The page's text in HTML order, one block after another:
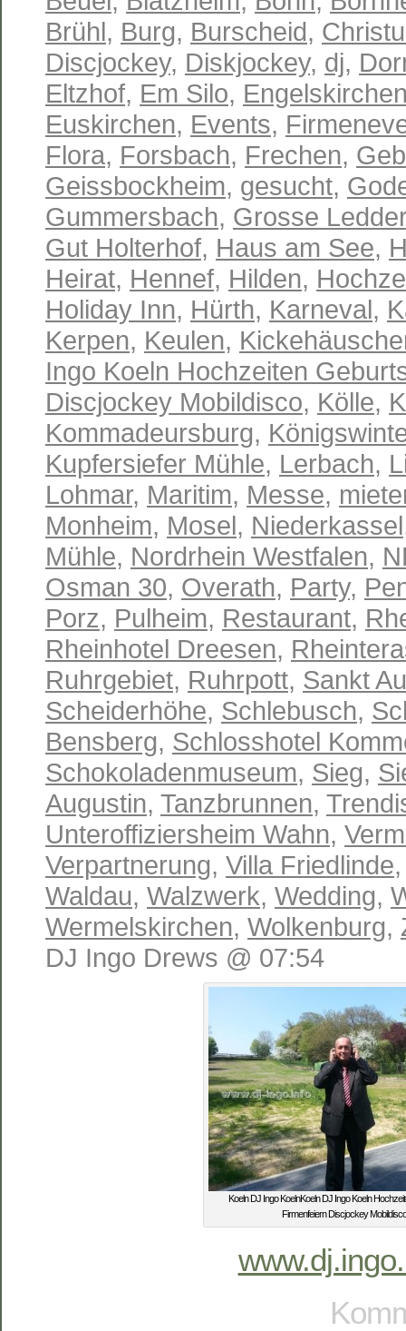
Brühl, Burg, Burscheid,
Discjockey, Diskjockey, dj,
Eltzhof, Em Silo,
Euskirchen, Events,
Flora, Forsbach, Frechen,
Geissbockheim, gesucht,
Gummersbach, Grosse Ledder
Gut Holterhof, Haus am See,
Heirat, Hennef, Hilden,
Holiday Inn, Hürth, Karneval,
Kerpen, Keulen,
Ingo Koeln Hochzeiten
Discjockey Mobildisco, Kölle,
Kommadeursburg,
Kupfersiefer Mühle, Lerbach,
Lohmar, Maritim, Messe,
Monheim, Mosel, Niederkassel
Mühle, Nordrhein Westfalen,
Osman 30, Overath, Party,
Porz, Pulheim, Restaurant,
Rheinhotel Dreesen,
Ruhrgebiet, Ruhrpott, Sankt
Scheiderhöhe, Schlebusch,
Bensberg, Schlosshotel
Schokoladenmuseum, Sieg,
Augustin, Tanzbrunnen,
Unteroffiziersheim Wahn,
Verpartnerung, Villa Friedlinde
Waldau, Walzwerk, Wedding,
Wermelskirchen, Wolkenburg,
DJ Ingo Drews @ 07:54
Koeln DJ Ingo KoelnKoeln DJ Ingo Koeln
Firmenfeiern Discjockey Mobildisco